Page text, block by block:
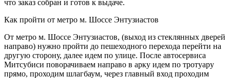
что заказ собран и готов к выдаче.
Как пройти от метро м. Шоссе Энтузиастов
От метро м. Шоссе Энтузиастов, (выход из стеклянных дверей
направо) нужно пройти до пешеходного перехода перейти на
другую сторону, далее идем по улице. После автосервиса
Митсубиси поворачиваем направо в арку идем по тротуару
прямо, проходим шлагбаум, через главный вход проходим